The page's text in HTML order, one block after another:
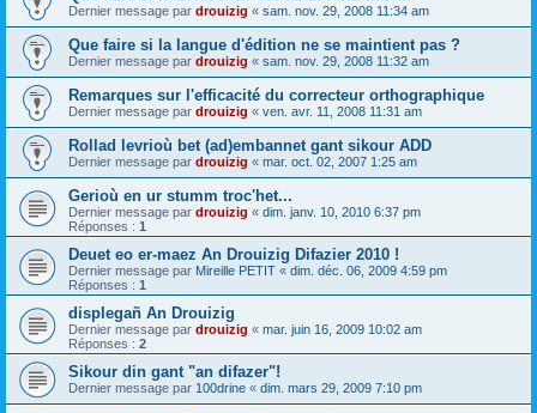
Dernier message par drouizig « sam. nov. 29, 2008 11:34 am
Que faire si la langue d'édition ne se maintient pas ?
Dernier message par drouizig « sam. nov. 29, 2008 11:32 am
Remarques sur l'efficacité du correcteur orthographique
Dernier message par drouizig « ven. avr. 11, 2008 11:31 am
Rollad levrioù bet (ad)embannet gant sikour ADD
Dernier message par drouizig « mar. oct. 02, 2007 1:25 am
Gerioù en ur stumm troc'het...
Dernier message par drouizig « dim. janv. 10, 2010 6:37 pm
Réponses : 1
Deuet eo er-maez An Drouizig Difazier 2010 !
Dernier message par Mireille PETIT « dim. déc. 06, 2009 4:59 pm
Réponses : 1
displegañ An Drouizig
Dernier message par drouizig « mar. juin 16, 2009 10:02 am
Réponses : 2
Sikour din gant "an difazer"!
Dernier message par 100drine « dim. mars 29, 2009 7:10 pm